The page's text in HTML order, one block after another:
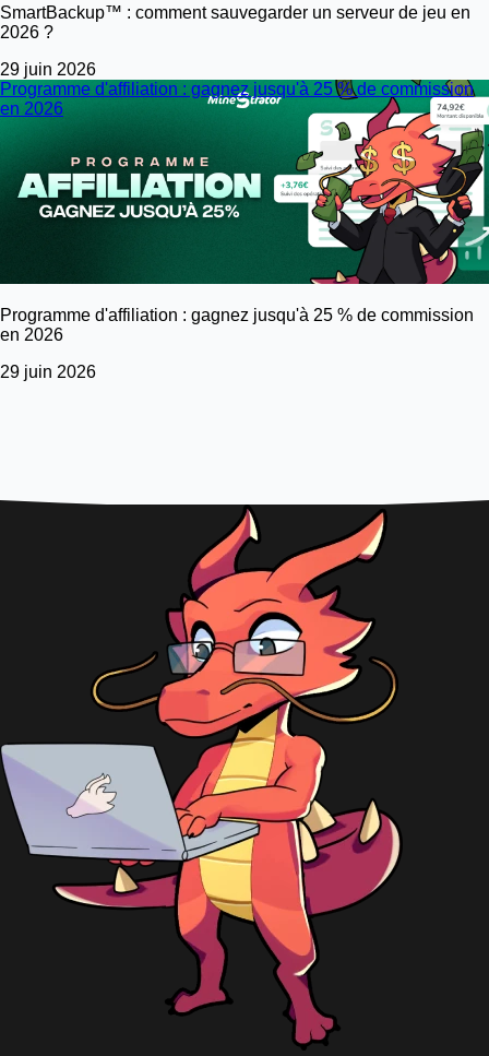
SmartBackup™ : comment sauvegarder un serveur de jeu en
2026 ?
29 juin 2026
Programme d'affiliation : gagnez jusqu'à 25 % de commission
en 2026
Programme d'affiliation : gagnez jusqu'à 25 % de commission
en 2026
29 juin 2026